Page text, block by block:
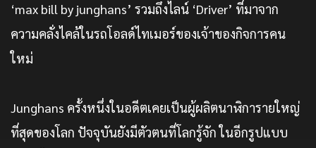
‘max bill by junghans’ รวมถึงไลน์ ‘Driver’ ที่มาจาก
ความคลั่งไคล้ในรถโอลด์ไทเมอร์ของเจ้าของกิจการคน
ใหม่
Junghans ครั้งหนึ่งในอดีตเคยเป็นผู้ผลิตนาฬิการายใหญ่
ที่สุดของโลก ปัจจุบันยังมีตัวตนที่โลกรู้จัก ในอีกรูปแบบ